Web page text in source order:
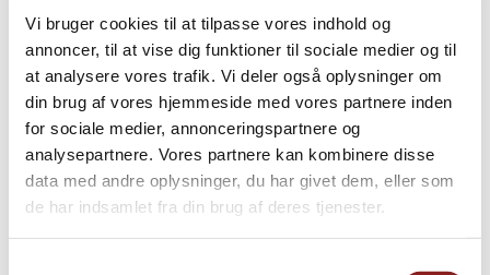
Vi bruger cookies til at tilpasse vores indhold og
annoncer, til at vise dig funktioner til sociale medier og til
at analysere vores trafik. Vi deler også oplysninger om
din brug af vores hjemmeside med vores partnere inden
for sociale medier, annonceringspartnere og
analysepartnere. Vores partnere kan kombinere disse
data med andre oplysninger, du har givet dem, eller som
de har indsamlet fra din brug af deres tjenester.
BUFFET, FOODSERVICE, FROKOST,
MORGENMAD/BRUNCH, MØDESERVERING
Ostefad med kirsebærsalsa